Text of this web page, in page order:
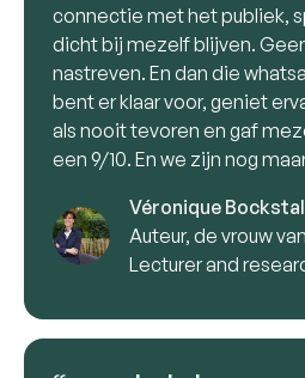
connectie met het publiek,
dicht bij mezelf blijven.
nastreven. En dan die
bent er klaar voor, geniet
als nooit tevoren en gaf
een 9/10. En we zijn nog
Véronique Bockstal
Auteur, de vrouw
Lecturer and